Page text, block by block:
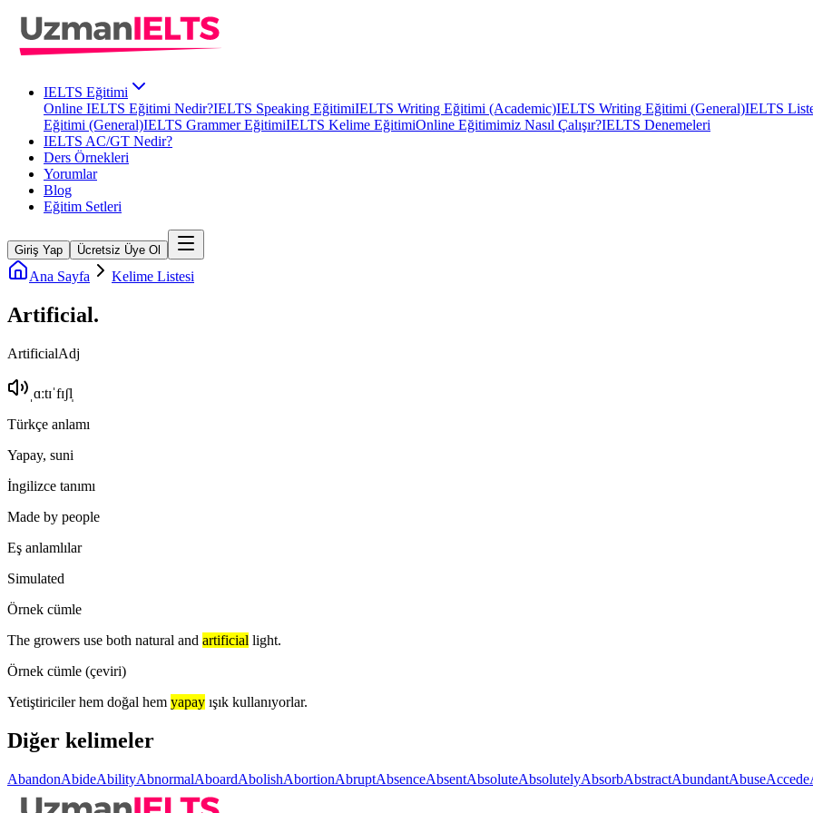
IELTS Eğitimi
Online IELTS Eğitimi Nedir?IELTS Speaking EğitimiIELTS Writing Eğitimi (Academic)IELTS Writing Eğitimi (General)IELTS
Eğitimi (General)IELTS Grammer EğitimiIELTS Kelime EğitimiOnline Eğitimimiz Nasıl Çalışır?IELTS Denemeleri
IELTS AC/GT Nedir?
Ders Örnekleri
Yorumlar
Blog
Eğitim Setleri
Giriş Yap Ücretsiz Üye Ol
Ana Sayfa Kelime Listesi
Artificial.
ArtificialAdj
ˌɑːtɪˈfɪʃl̩
Türkçe anlamı
Yapay, suni
İngilizce tanımı
Made by people
Eş anlamlılar
Simulated
Örnek cümle
The growers use both natural and artificial light.
Örnek cümle (çeviri)
Yetiştiriciler hem doğal hem yapay ışık kullanıyorlar.
Diğer kelimeler
AbandonAbideAbilityAbnormalAboardAbolishAbortionAbruptAbsenceAbsentAbsoluteAbsolutelyAbsorbAbstractAbundantAbuseAccede